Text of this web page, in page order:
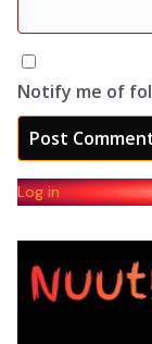
Notify me of
Log in